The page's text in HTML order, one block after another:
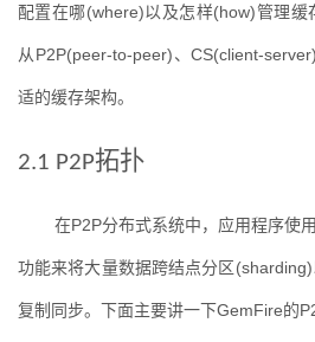
配置在哪(where)以及怎样(how)管理缓
从 P2P(peer-to-peer)、CS(client-server)
适的缓存架构。
2.1 P2P拓扑
在P2P分布式系统中，应用程序使用
功能来将大量数据跨结点分区(sharding)
复制同步。下面主要讲一下GemFire的